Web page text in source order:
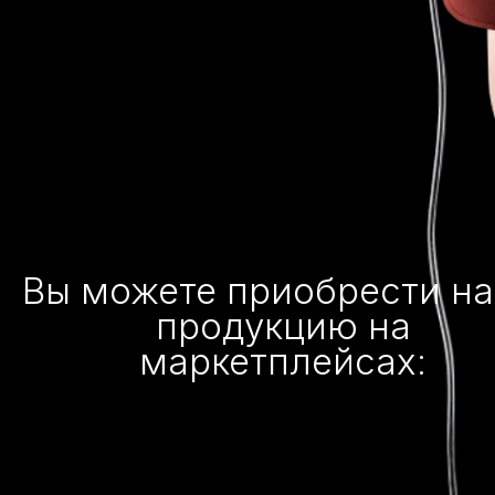
Вы можете приобрести
продукцию на
маркетплейсах: